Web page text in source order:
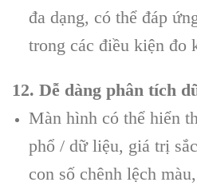
đa dạng, có thể đáp
trong các điều kiện đo
12. Dễ dàng phân tích
Màn hình có thể hiển
phổ / dữ liệu, giá trị
con số chênh lệch